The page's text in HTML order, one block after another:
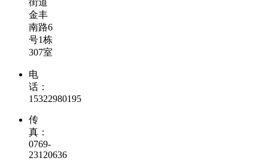
街道
金丰
南路6
号1栋
307室
电
话：
15322980195
传
真：
0769-
23120636